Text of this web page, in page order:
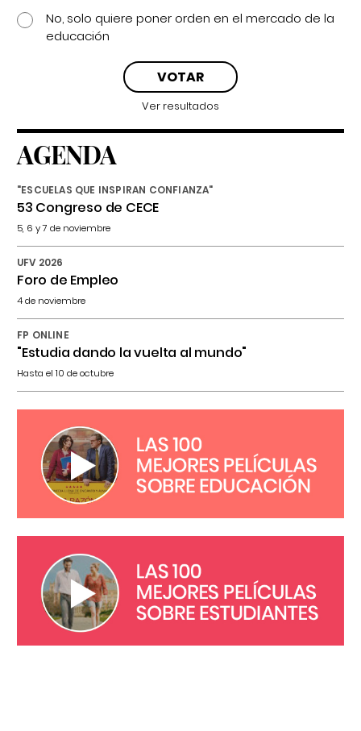
No, solo quiere poner orden en el mercado de la
educación
Ver resultados
AGENDA
"ESCUELAS QUE INSPIRAN CONFIANZA"
53 Congreso de CECE
5, 6 y 7 de noviembre
UFV 2026
Foro de Empleo
4 de noviembre
FP ONLINE
"Estudia dando la vuelta al mundo"
Hasta el 10 de octubre